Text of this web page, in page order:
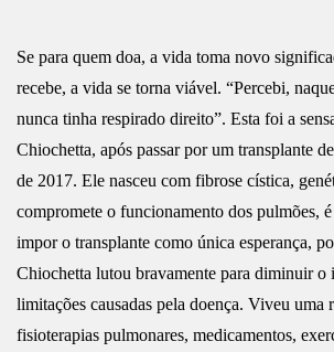
Se para quem doa, a vida toma novo
recebe, a vida se torna viável. “Percebi,
nunca tinha respirado direito”. Esta foi a
Chiochetta, após passar por um transplante
de 2017. Ele nasceu com fibrose cística,
compromete o funcionamento dos pulmões,
impor o transplante como única esperança,
Chiochetta lutou bravamente para diminuir o
limitações causadas pela doença. Viveu uma
fisioterapias pulmonares, medicamentos,